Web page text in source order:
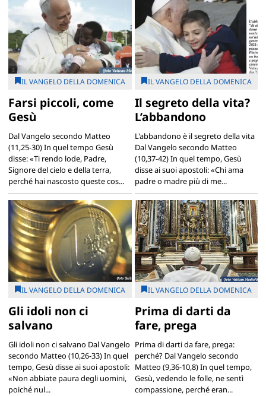
IL VANGELO DELLA DOMENICA
Farsi piccoli, come
Gesù
Dal Vangelo secondo Matteo
(11,25-30) In quel tempo Gesù
disse: «Ti rendo lode, Padre,
Signore del cielo e della terra,
perché hai nascosto queste cos...
IL VANGELO DELLA DOMENICA
Il segreto della vita?
L’abbandono
L'abbandono è il segreto della vita
Dal Vangelo secondo Matteo
(10,37-42) In quel tempo, Gesù
disse ai suoi apostoli: «Chi ama
padre o madre più di me...
IL VANGELO DELLA DOMENICA
Gli idoli non ci
salvano
Gli idoli non ci salvano Dal Vangelo
secondo Matteo (10,26-33) In quel
tempo, Gesù disse ai suoi apostoli:
«Non abbiate paura degli uomini,
poiché nul...
IL VANGELO DELLA DOMENICA
Prima di darti da
fare, prega
Prima di darti da fare, prega:
perché? Dal Vangelo secondo
Matteo (9,36-10,8) In quel tempo,
Gesù, vedendo le folle, ne sentì
compassione, perché eran...